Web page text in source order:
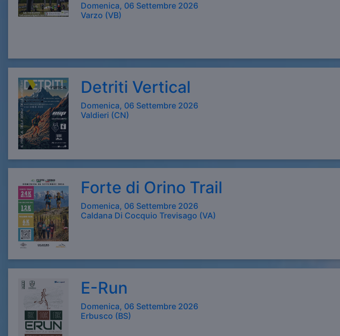
Domenica, 06 Settembre 2026
Varzo (VB)
Detriti Vertical
Domenica, 06 Settembre 2026
Valdieri (CN)
Forte di Orino Trail
Domenica, 06 Settembre 2026
Caldana Di Cocquio Trevisago (VA)
E-Run
Domenica, 06 Settembre 2026
Erbusco (BS)